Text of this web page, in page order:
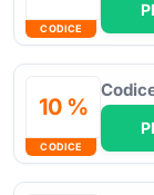
CODICE
10 %
CODICE